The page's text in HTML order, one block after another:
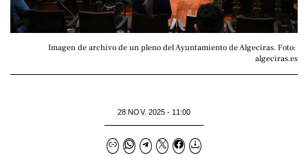
Imagen de archivo de un pleno del Ayuntamiento de Algeciras. Foto:
algeciras.es
28 NOV. 2025 - 11:00